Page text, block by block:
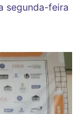
segunda-feira